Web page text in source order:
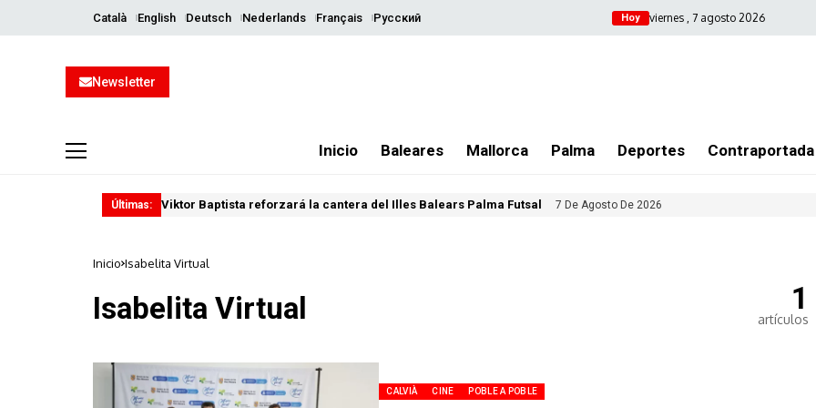
Català English Deutsch Nederlands Français Русский Hoy viernes , 7 agosto 2026
Newsletter
Inicio Baleares Mallorca Palma Deportes Contraportada
Últimas: Viktor Baptista reforzará la cantera del Illes Balears Palma Futsal 7 De Agosto De 2026
Inicio Isabelita Virtual
Isabelita Virtual 1
artículos
CALVIÀ CINE POBLE A POBLE